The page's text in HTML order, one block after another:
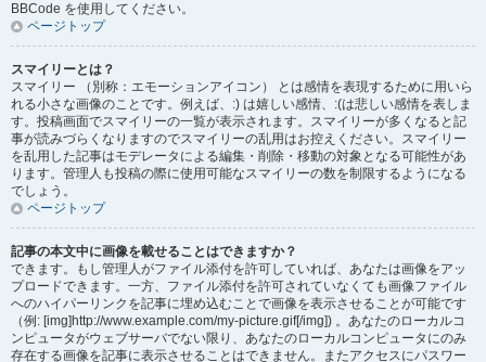
BBCode を使用してください。
ページトップ
スマイリーとは？
スマイリー （別称：エモーションアイコン） とは感情を表現するために用いら
れる小さな画像のことです。例えば、:) は嬉しい感情、:(は悲しい感情を表しま
す。投稿画面でスマイリーの一覧が表示されます。スマイリーが多くなると記
事が読みづらくなりますのでスマイリーの乱用はお控えください。スマイリー
を乱用した記事はモデレータによる編集・削除・移動の対象となる可能性があ
ります。管理人も投稿の際に使用可能なスマイリーの数を制限するようになる
でしょう。
ページトップ
記事の本文中に画像を載せることはできますか？
できます。もし管理人がファイル添付を許可していれば、あなたは画像をアッ
プロードできます。一方、ファイル添付を許可されていなくても画像ファイル
へのハイパーリンクを記事に埋め込むことで画像を表示させることが可能です
（例: [img]http://www.example.com/my-picture.gif[/img]) 。あなたのローカルコ
ンピュータがウェブサーバでない限り、あなたのローカルコンピュータにのみ
存在する画像を記事に表示させることはできません。またアクセスにパスワー